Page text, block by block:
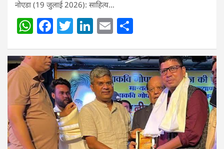
नोएडा (19 जुलाई 2026): साहित्य…
W
at
s
A
p
p
F
c
e
b
o
o
k
T
itt
er
Li
k
e
dI
n
E
ai
l
ar
e